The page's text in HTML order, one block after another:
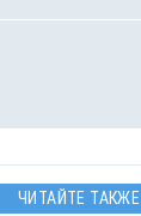
ЧИТАЙТЕ ТАКЖЕ